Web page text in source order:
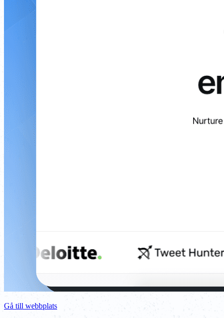
Gå till webbplats